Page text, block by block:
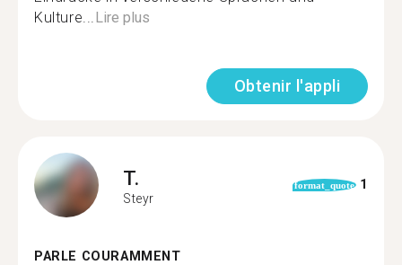
Kulture... Lire plus
Obtenir l'appli
T.
Steyr
format_quote 1
PARLE COURAMMENT